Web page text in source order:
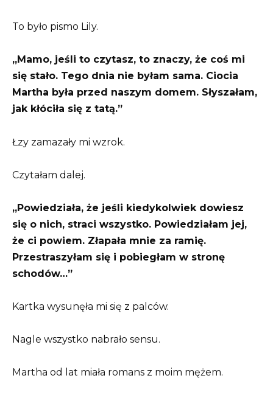
To było pismo Lily.
„Mamo, jeśli to czytasz, to znaczy, że coś mi
się stało. Tego dnia nie byłam sama. Ciocia
Martha była przed naszym domem. Słyszałam,
jak kłóciła się z tatą.”
Łzy zamazały mi wzrok.
Czytałam dalej.
„Powiedziała, że jeśli kiedykolwiek dowiesz
się o nich, straci wszystko. Powiedziałam jej,
że ci powiem. Złapała mnie za ramię.
Przestraszyłam się i pobiegłam w stronę
schodów…”
Kartka wysunęła mi się z palców.
Nagle wszystko nabrało sensu.
Martha od lat miała romans z moim mężem.